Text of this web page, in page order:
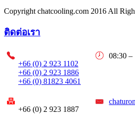
Copyright chatcooling.com 2016 All
ติดต่อเรา
+66 (0) 2 923 1102
+66 (0) 2 923 1886
+66 (0) 81823 4061
08:30 –
+66 (0) 2 923 1887